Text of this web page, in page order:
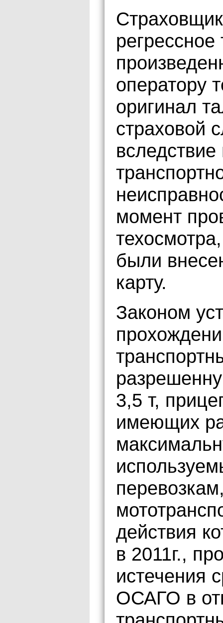
оператору
оригинал
страховой
момент
были
карту.
Законом
3,5 т,
имеющих
действия
в 2011г.,
истечения
ОСАГО в